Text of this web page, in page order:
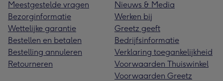
Meestgestelde vragen
Bezorginformatie
Wettelijke garantie
Bestellen en betalen
Bestelling annuleren
Retourneren
Nieuws & Media
Werken bij
Greetz geeft
Bedrijfsinformatie
Verklaring toegankelijkheid
Voorwaarden Thuiswinkel
Voorwaarden Greetz